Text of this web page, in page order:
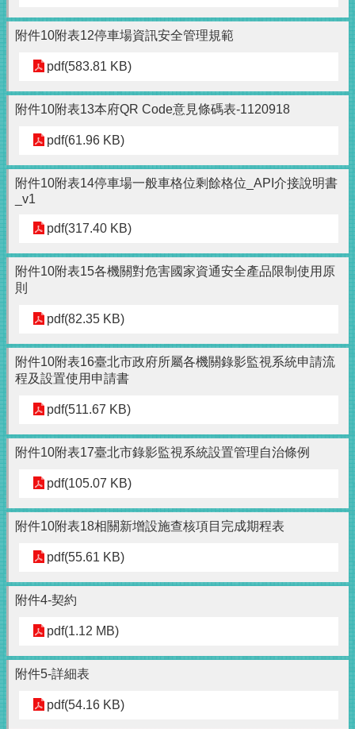
附件10附表12停車場資訊安全管理規範
pdf(583.81 KB)
附件10附表13本府QR Code意見條碼表-1120918
pdf(61.96 KB)
附件10附表14停車場一般車格位剩餘格位_API介接說明書
_v1
pdf(317.40 KB)
附件10附表15各機關對危害國家資通安全產品限制使用原
則
pdf(82.35 KB)
附件10附表16臺北市政府所屬各機關錄影監視系統申請流
程及設置使用申請書
pdf(511.67 KB)
附件10附表17臺北市錄影監視系統設置管理自治條例
pdf(105.07 KB)
附件10附表18相關新增設施查核項目完成期程表
pdf(55.61 KB)
附件4-契約
pdf(1.12 MB)
附件5-詳細表
pdf(54.16 KB)